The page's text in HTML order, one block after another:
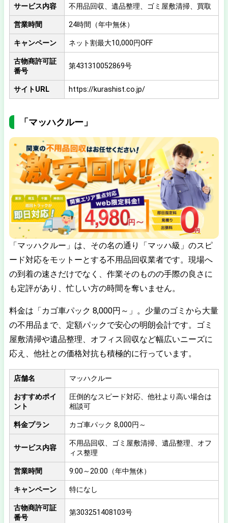
サービス内容 不用品回収、遺品整理、ゴミ屋敷清掃、買取
営業時間 24時間（年中無休）
キャンペーン ネット割最大10,000円OFF
古物商許可証
番号
第431310052869号
サイトURL https://kurashist.co.jp/
「マッハクルー」
「マッハクルー」は、その名の通り「マッハ級」のスピ
ード対応をモットーとする不用品回収業者です。現場へ
の到着の速さだけでなく、作業そのものの手際の良さに
も定評があり、忙しい方の時間を奪いません。
料金は「カゴ車パック 8,000円～」。少量のゴミから大量
の不用品まで、定額パックで安心の明朗会計です。ゴミ
屋敷清掃や遺品整理、オフィス回収など幅広いニーズに
応え、他社との価格対抗も積極的に行っています。
店舗名 マッハクルー
おすすめポイ
ント
圧倒的なスピード対応、他社より高い場合は
相談可
料金プラン カゴ車パック 8,000円～
サービス内容
不用品回収、ゴミ屋敷清掃、遺品整理、オフ
ィス整理
営業時間 9:00～20:00（年中無休）
キャンペーン 特になし
古物商許可証
番号
第303251408103号